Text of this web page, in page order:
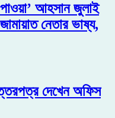
পাওয়া’ আহসান জুলাই
নেতার ভাষ্য,
দেখেন অফিস